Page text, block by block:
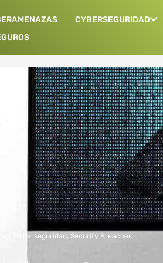
CYBERSEGURIDAD
Ciberseguridad, Security Breaches